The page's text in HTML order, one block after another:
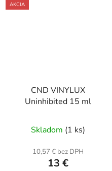
AKCIA
CND VINYLUX
Uninhibited 15 ml
Skladom (1 ks)
10,57 € bez DPH
13 €